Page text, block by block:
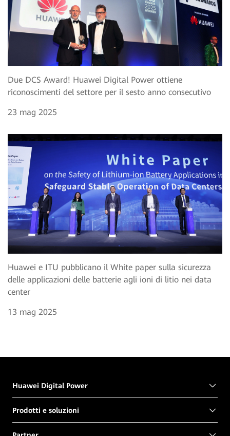
Due DCS Award! Huawei Digital Power ottiene
riconoscimenti del settore per il sesto anno consecutivo
23 mag 2025
Huawei e ITU pubblicano il White paper sulla sicurezza
delle applicazioni delle batterie agli ioni di litio nei data
center
13 mag 2025
Huawei Digital Power
Prodotti e soluzioni